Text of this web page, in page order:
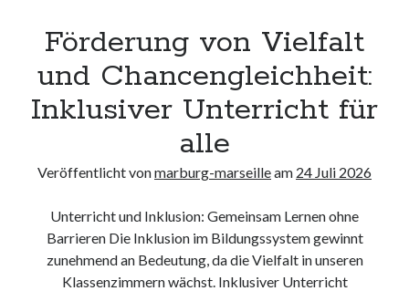
in
Gesellschaft
Förderung von Vielfalt
und Chancengleichheit:
Inklusiver Unterricht für
alle
Veröffentlicht vonmarburg-marseilleam 24 Juli 2026
Unterricht und Inklusion: Gemeinsam Lernen ohne
Barrieren Die Inklusion im Bildungssystem gewinnt
zunehmend an Bedeutung, da die Vielfalt in unseren
Klassenzimmern wächst. Inklusiver Unterricht